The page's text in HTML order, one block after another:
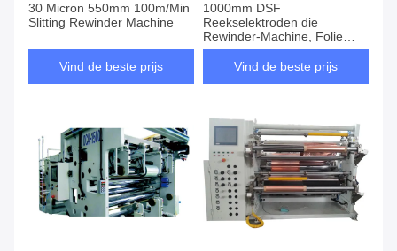
30 Micron 550mm 100m/Min
Slitting Rewinder Machine
Vind de beste prijs
1000mm DSF
Reekselektroden die
Rewinder-Machine, Folie
scheuren die Machine
scheurenVind de beste prijs